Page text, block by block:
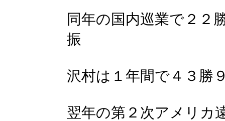
同年の国内巡業で２２
振
沢村は１年間で４３勝
翌年の第２次アメリカ